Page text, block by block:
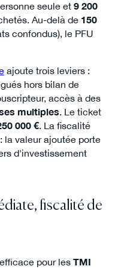
seule et 9 200
Au-delà de 150
confondus), le PFU
ajoute trois leviers :
hors bilan de
accès à des
multiples. Le ticket
000 €. La fiscalité
la valeur ajoutée porte
d'investissement
fiscalité de
pour les TMI